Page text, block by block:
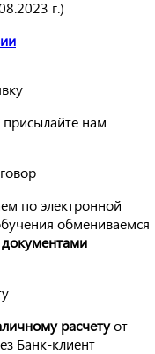
г.)
нам
по электронной
обмениваемся
расчетуот
Банк-клиент